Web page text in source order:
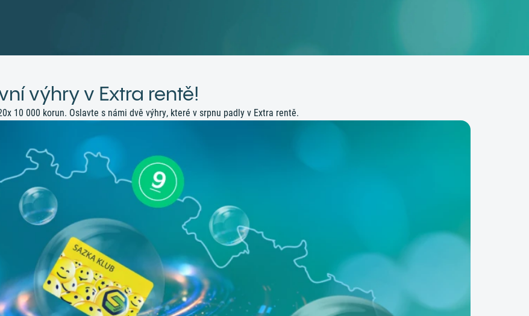
výhry v Extra rentě!
10 000 korun. Oslavte s námi dvě výhry, které v srpnu padly v Extra rentě.